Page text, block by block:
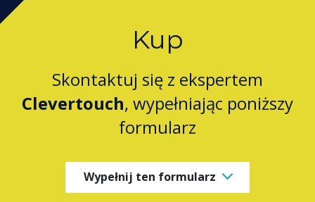
Kup
Skontaktuj się z ekspertem
Clevertouch, wypełniając poniższy
formularz
Wypełnij ten formularz